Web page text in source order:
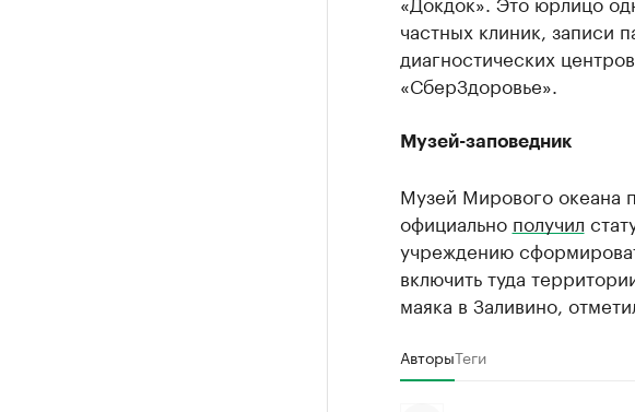
частных клиник, записи
диагностических
«СберЗдоровье».
Музей-заповедник
Музей Мирового океана
официально получил
учреждению
включить туда
маяка в Заливино,
АвторыТеги